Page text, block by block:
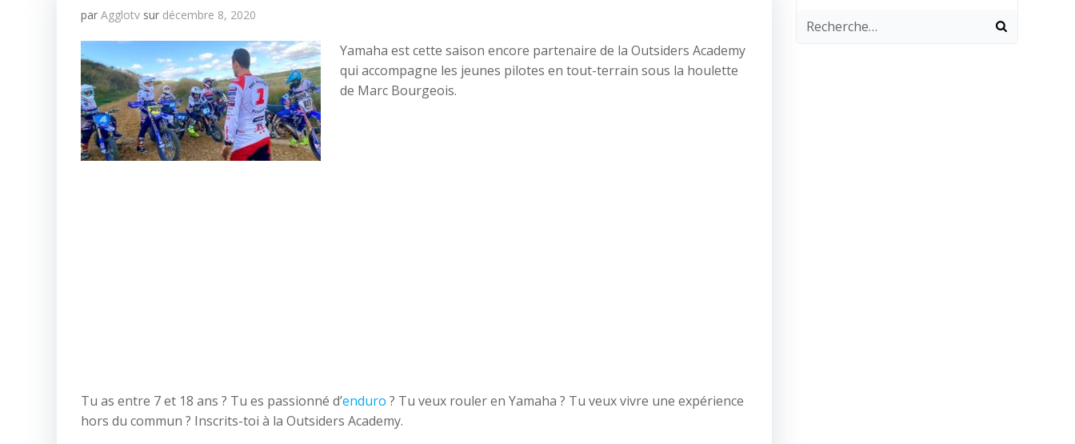
par Agglotv sur décembre 8, 2020
Yamaha est cette saison encore partenaire de la Outsiders Academy
qui accompagne les jeunes pilotes en tout-terrain sous la houlette
de Marc Bourgeois.
Tu as entre 7 et 18 ans ? Tu es passionné d’enduro ? Tu veux rouler en Yamaha ? Tu veux vivre une expérience
hors du commun ? Inscrits-toi à la Outsiders Academy.